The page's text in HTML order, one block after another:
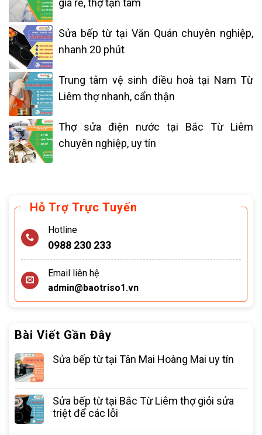
Hỗ Trợ Trực Tuyến
Hotline
0988 230 233
Email liên hệ
admin@baotriso1.vn
Bài Viết Gần Đây
Sửa bếp từ tại Tân Mai Hoàng Mai uy tín
Sửa bếp từ tại Bắc Từ Liêm thợ giỏi sửa
triệt để các lỗi
Sửa bếp từ tại Văn Quán chuyên nghiệp,
nhanh 20 phút
Trung tâm vệ sinh điều hoà tại Nam Từ
Liêm thợ nhanh, cẩn thận
Thợ sửa điện nước tại Bắc Từ Liêm
chuyên nghiệp, uy tín